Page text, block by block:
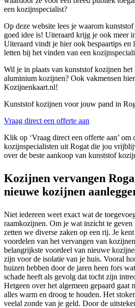
een kozijnspecialist?
Op deze website lees je waarom
goed idee is! Uiteraard krijg je ook meer
Uiteraard vindt je hier ook bespaartips en
letten bij het vinden van een
Wil je in plaats van kunststof kozijnen
aluminium kozijnen? Ook vakmensen
Kozijnenkaart.nl!
Kunststof kozijnen voor jouw pand in
Vraag direct een offerte aan
Klik op ‘Vraag direct een offerte aan’
kozijnspecialisten uit Rogat die jou
over de beste aankoop van kunststof
Kozijnen vervangen
nieuwe kozijnen
Niet iedereen weet exact wat de
raamkozijnen. Om je wat inzicht te geven
zetten we diverse zaken op een rij. Je
voordelen van het vervangen van
belangrijkste voordeel van nieuwe
zijn voor de isolatie van je huis. Vooral
huizen hebben door de jaren heen fors
schade heeft als gevolg dat tocht zijn
Hetgeen over het algemeen gepaard gaat
alles warm en droog te houden. Het
veelal zonde van je geld. Door de